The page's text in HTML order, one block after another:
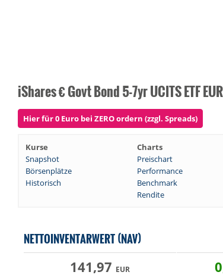
iShares € Govt Bond 5-7yr UCITS ETF
Hier für 0 Euro bei ZERO ordern (zzgl. Spreads)
Kurse Charts
Snapshot
Preischart
Börsenplätze
Performance
Historisch
Benchmark
Rendite
NETTOINVENTARWERT (NAV)
141,97 EUR